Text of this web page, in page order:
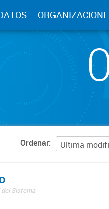
Ordenar
Sistema